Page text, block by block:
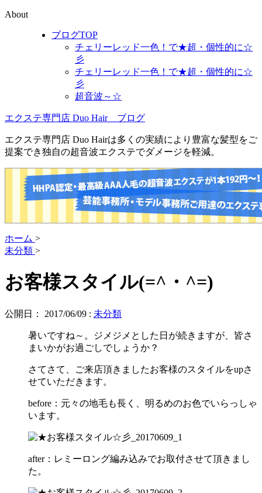
About
ブログTOP
チェリーレッド一色！で★超・個性的に☆
彡
チェリーレッド一色！で★超・個性的に☆
彡
超音波～☆
エクステ専門店 Duo Hair ブログ
エクステ専門店 Duo Hairは多くの実績により豊富な髪型をご
提案でき独自の超音波エクステでダメージを軽減。
ホーム >
未分類 >
お客様スタイル(=^・^=)
公開日： 2017/06/09 : 未分類
暑いですね～。ジメジメとした日が続きますが、皆さ
まいかがお過ごしでしょうか？
さてさて、ご来店頂きましたお客様のスタイルをupさ
せていただきます。
before：元々の地毛も長く、明るめのお色でいらっしゃ
います。
after：レミーロング編み込みでお取付させて頂きまし
た。